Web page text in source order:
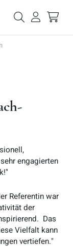
engagierten
Referentin war
der
Das
Vielfalt kann
vertiefen."